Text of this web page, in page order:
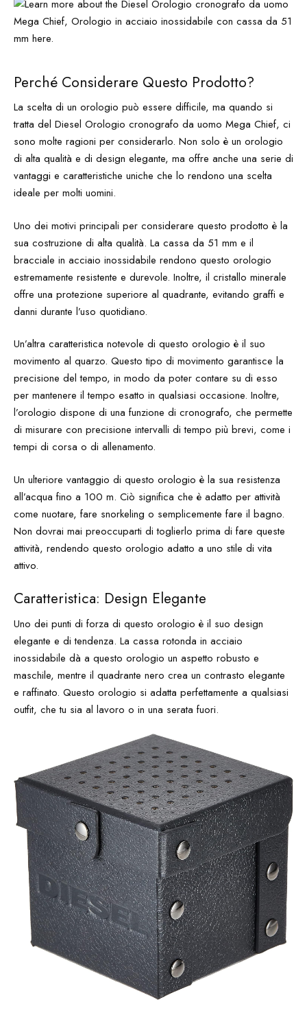
Perché Considerare Questo Prodotto?
La scelta di un orologio può essere difficile, ma quando si
tratta del Diesel Orologio cronografo da uomo Mega Chief, ci
sono molte ragioni per considerarlo. Non solo è un orologio
di alta qualità e di design elegante, ma offre anche una serie di
vantaggi e caratteristiche uniche che lo rendono una scelta
ideale per molti uomini.
Uno dei motivi principali per considerare questo prodotto è la
sua costruzione di alta qualità. La cassa da 51 mm e il
bracciale in acciaio inossidabile rendono questo orologio
estremamente resistente e durevole. Inoltre, il cristallo minerale
offre una protezione superiore al quadrante, evitando graffi e
danni durante l’uso quotidiano.
Un’altra caratteristica notevole di questo orologio è il suo
movimento al quarzo. Questo tipo di movimento garantisce la
precisione del tempo, in modo da poter contare su di esso
per mantenere il tempo esatto in qualsiasi occasione. Inoltre,
l’orologio dispone di una funzione di cronografo, che permette
di misurare con precisione intervalli di tempo più brevi, come i
tempi di corsa o di allenamento.
Un ulteriore vantaggio di questo orologio è la sua resistenza
all’acqua fino a 100 m. Ciò significa che è adatto per attività
come nuotare, fare snorkeling o semplicemente fare il bagno.
Non dovrai mai preoccuparti di toglierlo prima di fare queste
attività, rendendo questo orologio adatto a uno stile di vita
attivo.
Caratteristica: Design Elegante
Uno dei punti di forza di questo orologio è il suo design
elegante e di tendenza. La cassa rotonda in acciaio
inossidabile dà a questo orologio un aspetto robusto e
maschile, mentre il quadrante nero crea un contrasto elegante
e raffinato. Questo orologio si adatta perfettamente a qualsiasi
outfit, che tu sia al lavoro o in una serata fuori.